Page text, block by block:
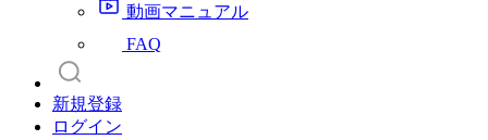
動画マニュアル
FAQ
新規登録
ログイン